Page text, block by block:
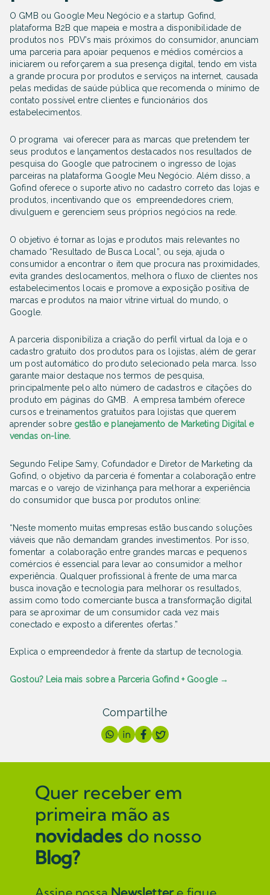
O GMB ou Google Meu Negócio e a startup Gofind,
plataforma B2B que mapeia e mostra a disponibilidade de
produtos nos PDV’s mais próximos do consumidor, anunciam
uma parceria para apoiar pequenos e médios comércios a
iniciarem ou reforçarem a sua presença digital, tendo em vista
a grande procura por produtos e serviços na internet, causada
pelas medidas de saúde pública que recomenda o mínimo de
contato possível entre clientes e funcionários dos
estabelecimentos.
O programa
vai oferecer para as marcas que pretendem ter
seus produtos e lançamentos destacados nos resultados de
pesquisa do Google que patrocinem o ingresso de lojas
parceiras na plataforma Google Meu Negócio. Além disso, a
Gofind oferece o suporte ativo no cadastro correto das lojas e
produtos, incentivando que os empreendedores criem,
divulguem e gerenciem seus próprios negócios na rede.
O objetivo é tornar as lojas e produtos mais relevantes no
chamado “Resultado de Busca Local”, ou seja, ajuda o
consumidor a encontrar o item que procura nas proximidades,
evita grandes deslocamentos, melhora o fluxo de clientes nos
estabelecimentos locais e promove a exposição positiva de
marcas e produtos na maior vitrine virtual do mundo, o
Google.
A parceria disponibiliza a criação do perfil virtual da loja e o
cadastro gratuito dos produtos para os lojistas, além de gerar
um post automático do produto selecionado pela marca. Isso
garante maior destaque nos termos de pesquisa,
principalmente pelo alto número de cadastros e citações do
produto em páginas do GMB. A empresa também oferece
cursos e treinamentos gratuitos para lojistas que querem
aprender sobre gestão e planejamento de Marketing Digital e
vendas on-line.
Segundo Felipe Samy, Cofundador e Diretor de Marketing da
Gofind, o objetivo da parceria é fomentar a colaboração entre
marcas e o varejo de vizinhança para melhorar a experiência
do consumidor que busca por produtos online:
“Neste momento muitas empresas estão buscando soluções
viáveis que não demandam grandes investimentos. Por isso,
fomentar a colaboração entre grandes marcas e pequenos
comércios é essencial para levar ao consumidor a melhor
experiência. Qualquer profissional à frente de uma marca
busca inovação e tecnologia para melhorar os resultados,
assim como todo comerciante busca a transformação digital
para se aproximar de um consumidor cada vez mais
conectado e exposto a diferentes ofertas.”
Explica o empreendedor à frente da startup de tecnologia.
Gostou? Leia mais sobre a Parceria Gofind + Google →
Compartilhe
Quer receber em
primeira mão as
novidades do nosso
Blog?